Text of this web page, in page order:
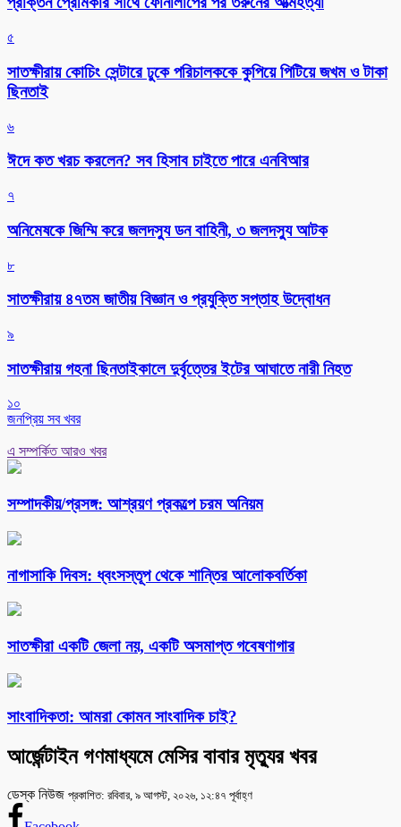
৫
সাতক্ষীরায় কোচিং সেন্টারে ঢুকে পরিচালককে কুপিয়ে পিটিয়ে জখম ও টাকা
ছিনতাই
৬
ঈদে কত খরচ করলেন? সব হিসাব চাইতে পারে এনবিআর
৭
অনিমেষকে জিম্মি করে জলদস্যু ডন বাহিনী, ৩ জলদস্যু আটক
৮
সাতক্ষীরায় ৪৭তম জাতীয় বিজ্ঞান ও প্রযুক্তি সপ্তাহ উদ্বোধন
৯
সাতক্ষীরায় গহনা ছিনতাইকালে দুর্বৃত্তের ইটের আঘাতে নারী নিহত
১০
জনপ্রিয় সব খবর
এ সম্পর্কিত আরও খবর
সম্পাদকীয়/প্রসঙ্গ: আশ্রয়ণ প্রকল্পে চরম অনিয়ম
নাগাসাকি দিবস: ধ্বংসস্তূপ থেকে শান্তির আলোকবর্তিকা
সাতক্ষীরা একটি জেলা নয়, একটি অসমাপ্ত গবেষণাগার
সাংবাদিকতা: আমরা কোমন সাংবাদিক চাই?
আর্জেন্টাইন গণমাধ্যমে মেসির বাবার মৃত্যুর খবর
ডেস্ক নিউজ প্রকাশিত: রবিবার, ৯ আগস্ট, ২০২৬, ১২:৪৭ পূর্বাহ্ণ